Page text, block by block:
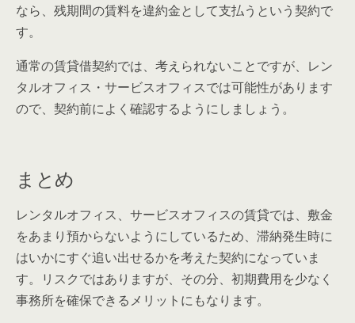
なら、残期間の賃料を違約金として支払うという契約で
す。
通常の賃貸借契約では、考えられないことですが、レン
タルオフィス・サービスオフィスでは可能性があります
ので、契約前によく確認するようにしましょう。
まとめ
レンタルオフィス、サービスオフィスの賃貸では、敷金
をあまり預からないようにしているため、滞納発生時に
はいかにすぐ追い出せるかを考えた契約になっていま
す。リスクではありますが、その分、初期費用を少なく
事務所を確保できるメリットにもなります。